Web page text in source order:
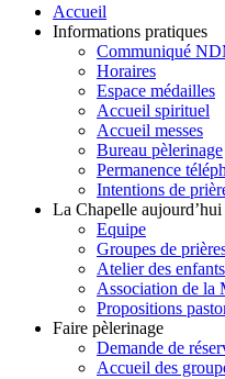
Accueil
Informations pratiques
Communiqué
Horaires
Espace médailles
Accueil spirituel
Accueil messes
Bureau pèlerinage
Permanence
Intentions de
La Chapelle aujourd’hui
Equipe
Groupes de
Atelier des enfants
Association de la
Propositions
Faire pèlerinage
Demande de
Accueil des